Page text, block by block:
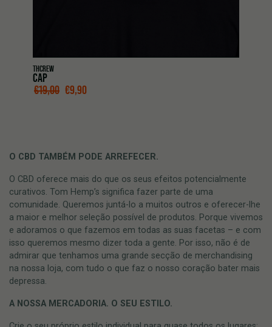
THCREW
CAP
€19,00 O PREÇO ORIGINAL ERA: €19,00.
€9,90O PREÇO ATUAL É: €9,90.
O CBD TAMBÉM PODE ARREFECER.
O CBD oferece mais do que os seus efeitos potencialmente
curativos. Tom Hemp’s significa fazer parte de uma
comunidade. Queremos juntá-lo a muitos outros e oferecer-lhe
a maior e melhor seleção possível de produtos. Porque vivemos
e adoramos o que fazemos em todas as suas facetas – e com
isso queremos mesmo dizer toda a gente. Por isso, não é de
admirar que tenhamos uma grande secção de merchandising
na nossa loja, com tudo o que faz o nosso coração bater mais
depressa.
A NOSSA MERCADORIA. O SEU ESTILO.